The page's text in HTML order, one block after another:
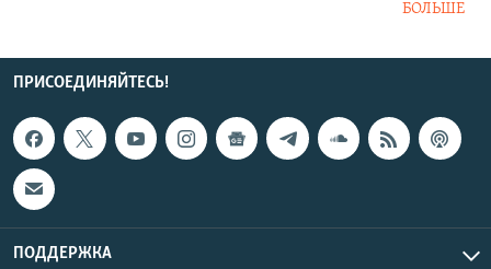
БОЛЬШЕ
ПРИСОЕДИНЯЙТЕСЬ!
ПОДДЕРЖКА